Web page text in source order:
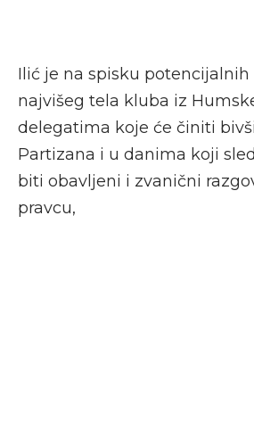
Ilić je na spisku potencijalnih
najvišeg tela kluba iz
delegatima koje će činiti
Partizana i u danima koji
biti obavljeni i zvanični
pravcu,